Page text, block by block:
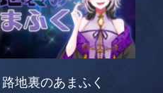
路地裏のあまふく